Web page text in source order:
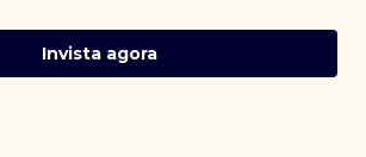
Invista agora